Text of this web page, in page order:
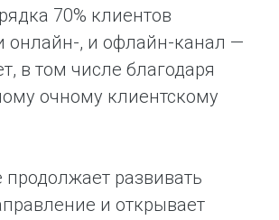
70% клиентов
онлайн-, и офлайн-канал —
в том числе благодаря
очному клиентскому
продолжает развивать
и открывает